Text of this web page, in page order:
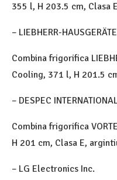
355 l, H 203.5 cm, Clasa
– LIEBHERR-
Combina frigorifica
Cooling, 371 l, H 201.5
– DESPEC
Combina frigorifica
H 201 cm, Clasa E,
– LG Electronics Inc.